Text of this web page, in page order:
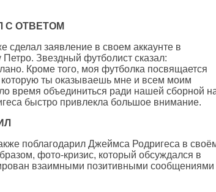
С ОТВЕТОМ
сделал заявление в своем аккаунте в
Звездный футболист сказал:
Кроме того, моя футболка посвящается
ты оказываешь мне и всем моим
время объединиться ради нашей сборной
быстро привлекла большое внимание.
поблагодарил Джеймса Родригеса в
фото-кризис, который обсуждался в
взаимными позитивными сообщениями